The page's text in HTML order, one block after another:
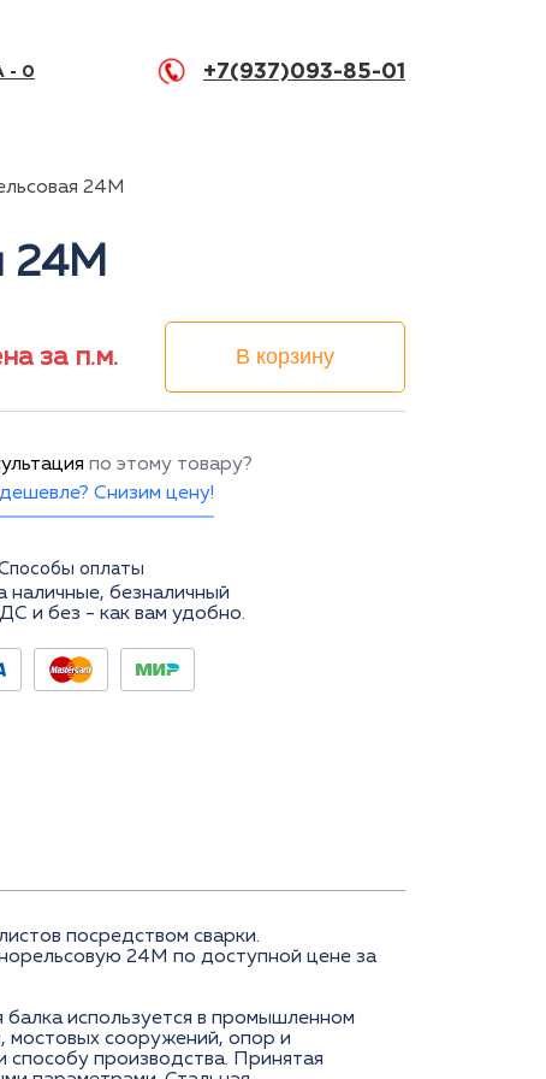
- 0 +7(937)093-85-01
24М
24М
за п.м. В корзину
по этому товару?
Снизим цену!
оплаты
наличные, безналичный
и без - как вам удобно.
посредством сварки.
24М по доступной цене за
используется в промышленном
мостовых сооружений, опор и
способу производства. Принятая